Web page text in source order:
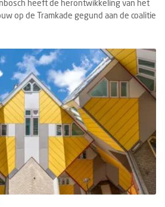
heeft de herontwikkeling van het
op de Tramkade gegund aan de coalitie